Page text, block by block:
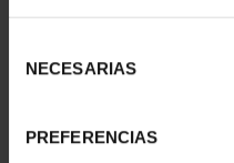
NECESARIAS
PREFERENCIAS